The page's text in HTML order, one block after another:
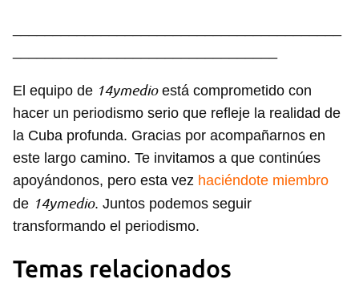
Guardar como favorito
El equipo de 14ymedioestá comprometido con
hacer un periodismo serio que refleje la realidad de
la Cuba profunda. Gracias por acompañarnos en
este largo camino. Te invitamos a que continúes
apoyándonos, pero esta vez haciéndote miembro
de 14ymedio. Juntos podemos seguir
transformando el periodismo.
Temas relacionados